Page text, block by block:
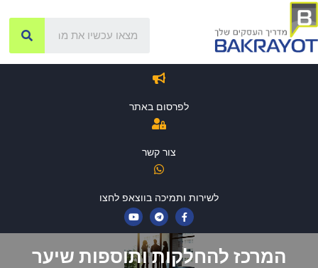
לפרסום באתר
צור קשר
לשירות ותמיכה בווצאפ לחצו
המרכז להחלקות ותוספות שיער